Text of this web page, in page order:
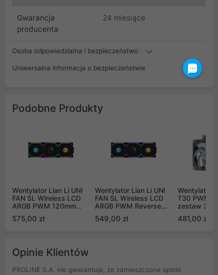
Gwarancja
producenta
24 miesiące
Osoba odpowiedzialna i bezpieczeństwo
Uniwersalna informacja o bezpieczeństwie
Podobne Produkty
Wentylator Lian Li UNI
FAN SL Wireless LCD
ARGB PWM 120mm
kontroler
575,00 zł
Wentylator Lian Li UNI
FAN SL Wireless LCD
ARGB PWM Reverse
kontroler
549,00 zł
Wentylator
T30 PWM
zestaw 3
481,00 zł
Opinie Klientów
PROLINE S.A. nie gwarantuje, że zamieszczone opinie